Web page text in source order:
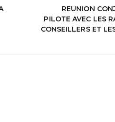
REUNION
PILOTE AVEC LES
CONSEILLERS ET